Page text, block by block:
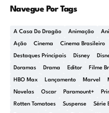
Navegue Por Tags
A Casa Do Dragão Animação
Ação Cinema Cinema Brasileiro
Destaques Principais Disney
Doramas Drama Editor Filme
HBO Max Lançamento Marvel
Novelas Oscar Paramount+
Rotten Tomatoes Suspense Série